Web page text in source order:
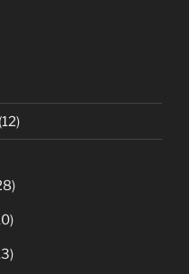
(12)